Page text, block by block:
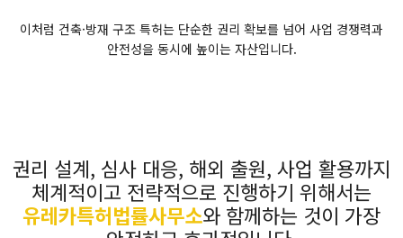
이처럼 건축·방재 구조 특허는 단순한 권리 확보를 넘어 사업 경쟁력과
안전성을 동시에 높이는 자산입니다.
권리 설계, 심사 대응, 해외 출원, 사업 활용까지
체계적이고 전략적으로 진행하기 위해서는
유레카특허법률사무소와 함께하는 것이 가장